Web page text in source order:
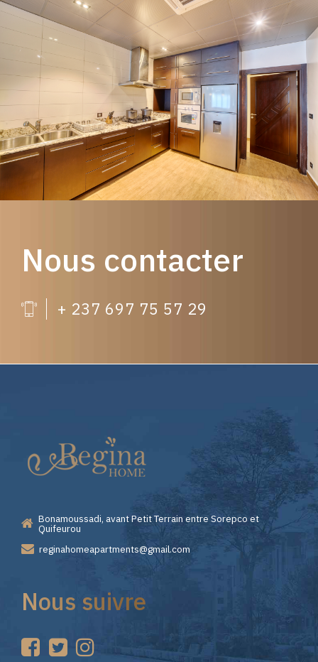
Nous contacter
+ 237 697 75 57 29
Casino
—
Premiers
Pas
sur
Bonamoussadi, avant Petit Terrain entre Sorepco et
Quifeurou
reginahomeapartments@gmail.com
Nous suivre